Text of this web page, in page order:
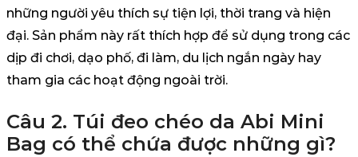
những người yêu thích sự tiện lợi, thời trang và hiện
đại. Sản phẩm này rất thích hợp để sử dụng trong các
dịp đi chơi, dạo phố, đi làm, du lịch ngắn ngày hay
tham gia các hoạt động ngoài trời.
Câu 2. Túi đeo chéo da Abi Mini
Bag có thể chứa được những gì?